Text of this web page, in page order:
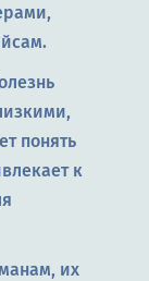
понять
к
их